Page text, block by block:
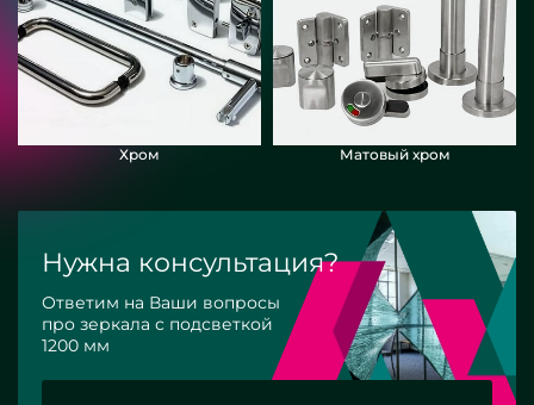
Хром Матовый хром
Нужна консультация?
Ответим на Ваши вопросы
про зеркала с подсветкой
1200 мм